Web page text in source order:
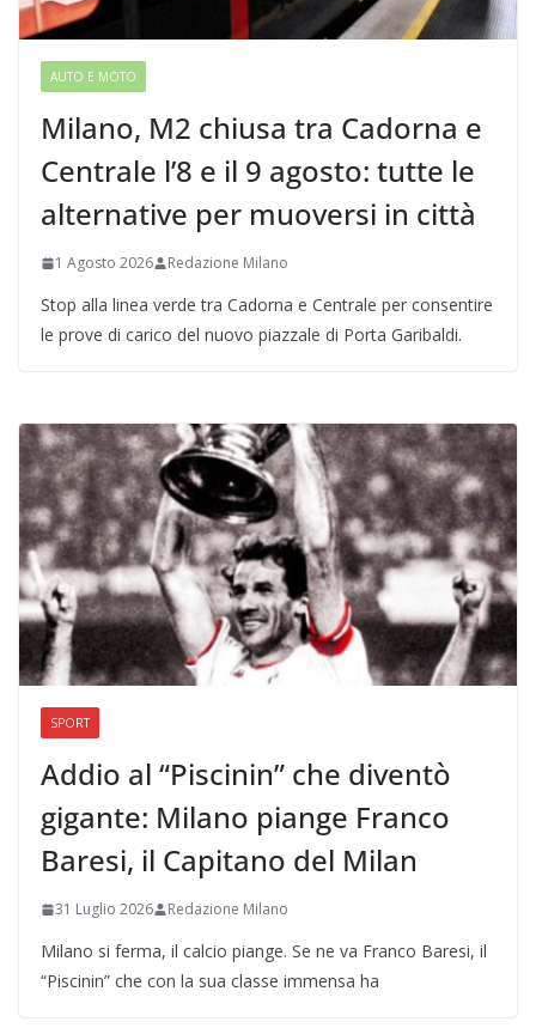
AUTO E MOTO
Milano, M2 chiusa tra Cadorna e
Centrale l’8 e il 9 agosto: tutte le
alternative per muoversi in città
1 Agosto 2026 Redazione Milano
Stop alla linea verde tra Cadorna e Centrale per consentire
le prove di carico del nuovo piazzale di Porta Garibaldi.
SPORT
Addio al “Piscinin” che diventò
gigante: Milano piange Franco
Baresi, il Capitano del Milan
31 Luglio 2026 Redazione Milano
Milano si ferma, il calcio piange. Se ne va Franco Baresi, il
“Piscinin” che con la sua classe immensa ha